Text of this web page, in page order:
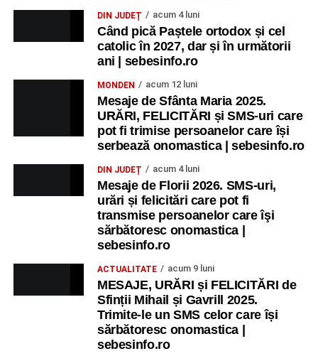
DIN JUDEȚ acum 4 luni
Când pică Paștele ortodox și cel
catolic în 2027, dar și în următorii
ani | sebesinfo.ro
MONDEN acum 12 luni
Mesaje de Sfânta Maria 2025.
URĂRI, FELICITĂRI și SMS-uri care
pot fi trimise persoanelor care își
serbează onomastica | sebesinfo.ro
DIN JUDEȚ acum 4 luni
Mesaje de Florii 2026. SMS-uri,
urări și felicitări care pot fi
transmise persoanelor care îşi
sărbătoresc onomastica |
sebesinfo.ro
ACTUALITATE acum 9 luni
MESAJE, URĂRI și FELICITĂRI de
Sfinții Mihail și Gavrill 2025.
Trimite-le un SMS celor care își
sărbătoresc onomastica |
sebesinfo.ro